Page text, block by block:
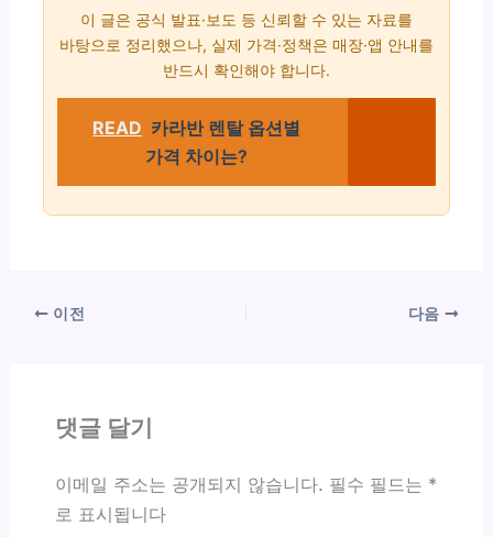
이 글은 공식 발표·보도 등 신뢰할 수 있는 자료를
바탕으로 정리했으나, 실제 가격·정책은 매장·앱 안내를
반드시 확인해야 합니다.
READ 카라반 렌탈 옵션별
가격 차이는?
이전 다음
댓글 달기
이메일 주소는 공개되지 않습니다. 필수 필드는 *
로 표시됩니다